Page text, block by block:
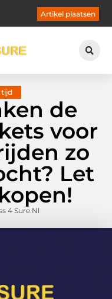
Artikel plaatsen
tijd
de
voor
zo
Let
4 Sure.nl